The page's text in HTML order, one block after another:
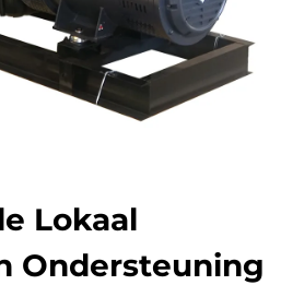
Lokaal
Ondersteuning